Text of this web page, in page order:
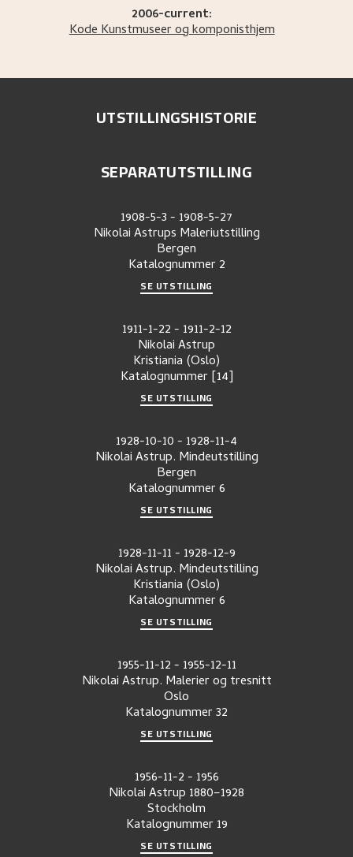
2006-current:
Kode Kunstmuseer og komponisthjem
UTSTILLINGSHISTORIE
SEPARATUTSTILLING
1908-5-3- 1908-5-27
Nikolai Astrups Maleriutstilling
Bergen
Katalognummer 2
SE UTSTILLING
1911-1-22- 1911-2-12
Nikolai Astrup
Kristiania (Oslo)
Katalognummer [14]
SE UTSTILLING
1928-10-10- 1928-11-4
Nikolai Astrup. Mindeutstilling
Bergen
Katalognummer6
SE UTSTILLING
1928-11-11- 1928-12-9
Nikolai Astrup. Mindeutstilling
Kristiania (Oslo)
Katalognummer6
SE UTSTILLING
1955-11-12- 1955-12-11
Nikolai Astrup. Malerier og tresnitt
Oslo
Katalognummer32
SE UTSTILLING
1956-11-2- 1956
Nikolai Astrup 1880–1928
Stockholm
Katalognummer 19
SE UTSTILLING